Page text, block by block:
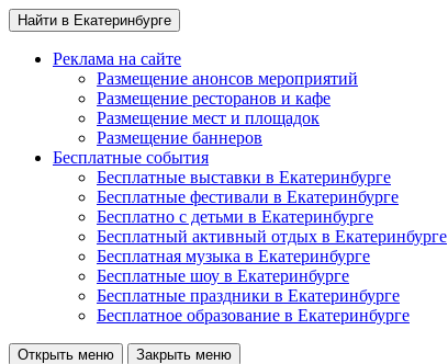
Найти в Екатеринбурге
Реклама на сайте
Размещение анонсов мероприятий
Размещение ресторанов и кафе
Размещение мест и площадок
Размещение баннеров
Бесплатные события
Бесплатные выставки в Екатеринбурге
Бесплатные фестивали в Екатеринбурге
Бесплатно с детьми в Екатеринбурге
Бесплатный активный отдых в Екатеринбурге
Бесплатная музыка в Екатеринбурге
Бесплатные шоу в Екатеринбурге
Бесплатные праздники в Екатеринбурге
Бесплатное образование в Екатеринбурге
Открыть меню Закрыть меню